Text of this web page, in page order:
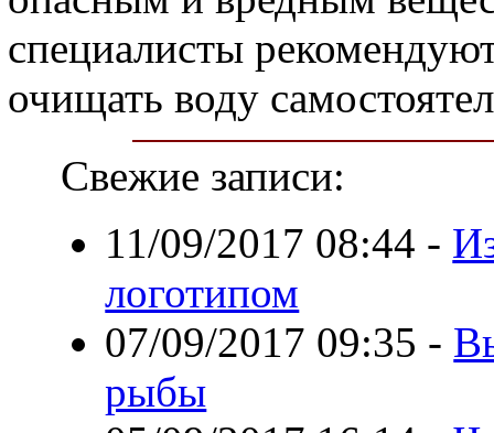
специалисты
очищать воду
Свежие записи:
11/09/2017 08:44 -
логотипом
07/09/2017 09:35 -
рыбы